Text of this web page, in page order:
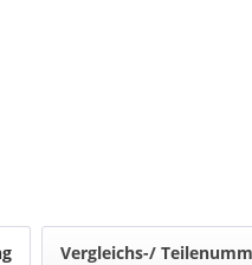
Vergleichs-/